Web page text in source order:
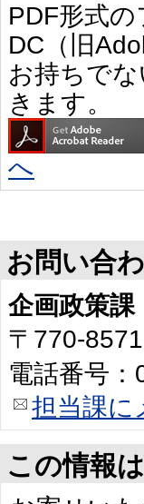
PDF形式
DC（旧
お持ちで
きます。
へ
お問い合
企画政策課
〒770-
電話番号
担当課に
この情報